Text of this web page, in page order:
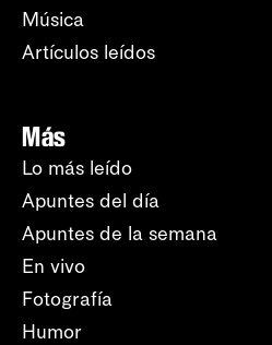
Música
Artículos leídos
Más
Lo más leído
Apuntes del día
Apuntes de la semana
En vivo
Fotografía
Humor